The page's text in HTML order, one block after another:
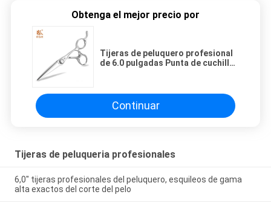
Obtenga el mejor precio por
Tijeras de peluquero profesional
de 6.0 pulgadas Punta de cuchilla
Continuar
Tijeras de peluqueria profesionales
6,0" tijeras profesionales del peluquero, esquileos de gama
alta exactos del corte del pelo